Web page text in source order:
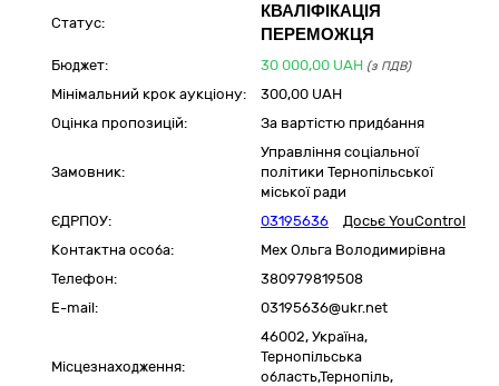
Статус:
КВАЛІФІКАЦІЯ
ПЕРЕМОЖЦЯ
Бюджет: 30 000,00 UAH (з ПДВ)
Мінімальний крок аукціону:
300,00 UAH
Оцінка пропозицій:
За вартістю придбання
Замовник:
Управління соціальної
політики Тернопільської
міської ради
ЄДРПОУ:
03195636
Досьє YouControl
Контактна особа:
Мех Ольга Володимирівна
Телефон:
380979819508
E-mail:
03195636@ukr.net
Місцезнаходження:
46002, Україна,
Тернопільська
область,Тернопіль,